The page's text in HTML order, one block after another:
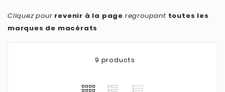
Cliquez pourrevenir à la page regroupant toutes les
marques de macérats
9 products